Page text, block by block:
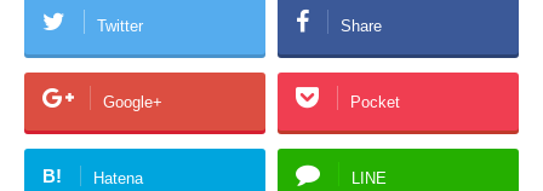
Twitter Share
Google+ Pocket
B! Hatena LINE